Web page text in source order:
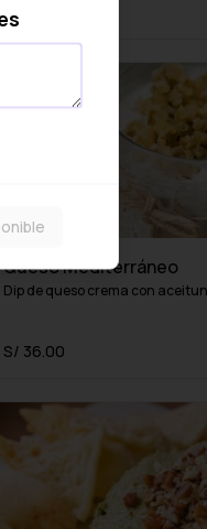
S/ 69.00
Queso Mediterráneo
Dip de queso crema con
S/ 36.00